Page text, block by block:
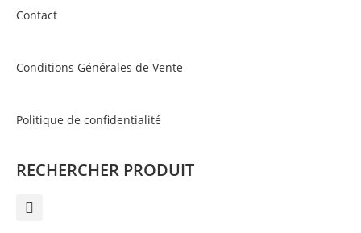
Contact
Conditions Générales de Vente
Politique de confidentialité
RECHERCHER PRODUIT